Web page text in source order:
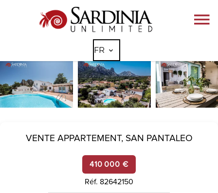
FR
VENTE APPARTEMENT, SAN PANTALEO
410 000 €
Réf. 82642150